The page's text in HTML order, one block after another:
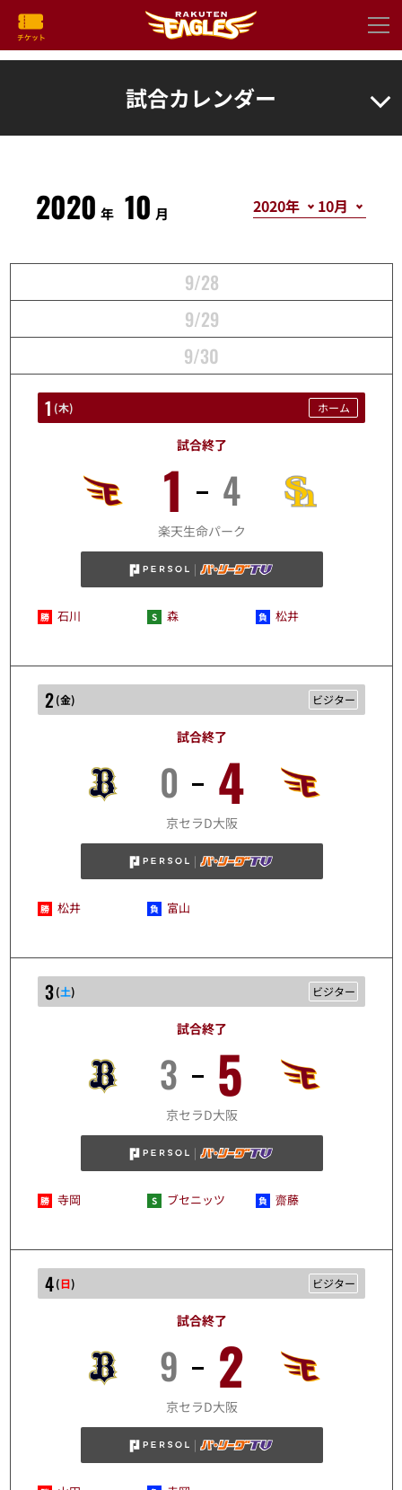
試合カレンダー
2020 年 10 月
9/28
9/29
9/30
10/1
1 (木) ホーム
試合終了
1 4
楽天生命パーク
石川 森 松井
10/2
2(金) ビジター
試合終了
0 4
京セラD大阪
松井 富山
10/3
3(土) ビジター
試合終了
3 5
京セラD大阪
寺岡 ブセニッツ 齋藤
10/4
4(日) ビジター
試合終了
9 2
京セラD大阪